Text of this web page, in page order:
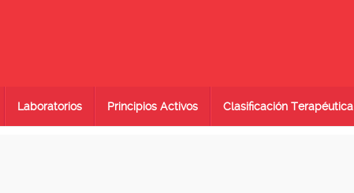
Laboratorios Principios Activos Clasificación Terapéutica